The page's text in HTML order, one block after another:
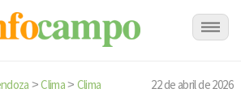
>Clima> Clima 22 de abril de 2026